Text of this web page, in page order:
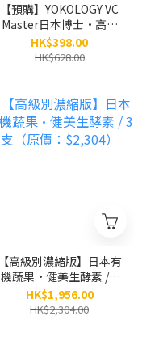
【預購】YOKOLOGY VC
Master日本博士•高機
能綜合維C速攻補充品
（夥粒粉末狀 2.5g x 30
HK$398.00
HK$628.00
【高級別濃縮版】日本有
機蔬果•健美生酵素 / 3
支（原價：$2,304）
HK$1,956.00
HK$2,304.00